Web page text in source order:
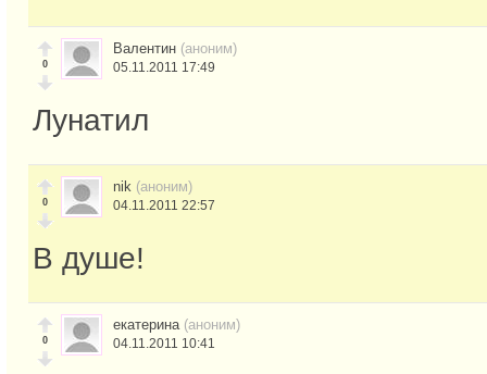
0
Валентин (аноним)
05.11.2011 17:49
Лунатил
0
nik (аноним)
04.11.2011 22:57
В душе!
0
екатерина (аноним)
04.11.2011 10:41